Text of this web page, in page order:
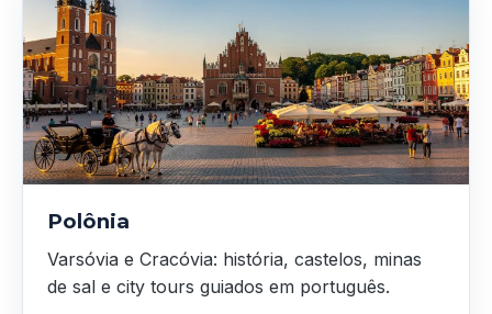
Polônia
Varsóvia e Cracóvia: história, castelos, minas
de sal e city tours guiados em português.